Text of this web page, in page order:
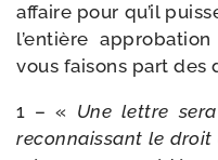
affaire pour qu’il
l’en­tière
vous fai­sons part des
1 – « Une lettre
recon­nais­sant le